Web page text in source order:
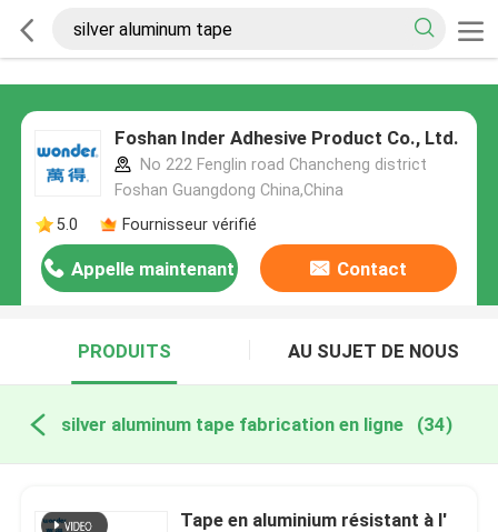
Foshan Inder Adhesive Product Co., Ltd.
No 222 Fenglin road Chancheng district
Foshan Guangdong China,China
5.0
Fournisseur vérifié
Appelle maintenant Contact
PRODUITS AU SUJET DE NOUS
silver aluminum tape fabrication en ligne (34)
Tape en aluminium résistant à l'